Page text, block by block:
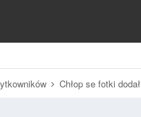
Chłop se fotki